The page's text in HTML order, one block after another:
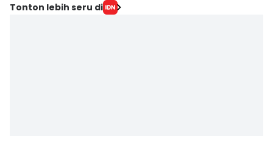
Tonton lebih seru di